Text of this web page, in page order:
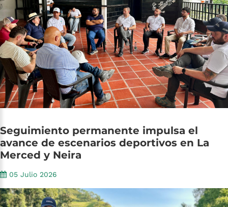
Seguimiento permanente impulsa el
avance de escenarios deportivos en La
Merced y Neira
05 Julio 2026